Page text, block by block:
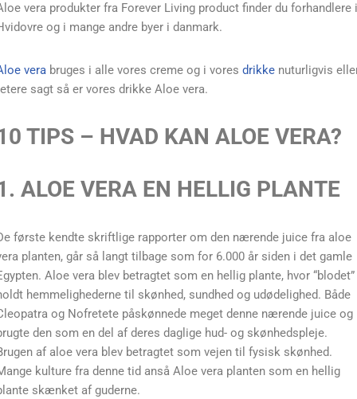
vera produkter fra Forever Living product finder du forhandlere i
og i mange andre byer i danmark.
vera bruges i alle vores creme og i vores drikke nuturligvis
sagt så er vores drikke Aloe vera.
TIPS – HVAD KAN ALOE VERA?
ALOE VERA EN HELLIG PLANTE
første kendte skriftlige rapporter om den nærende juice fra aloe
planten, går så langt tilbage som for 6.000 år siden i det gamle
Aloe vera blev betragtet som en hellig plante, hvor “blodet”
hemmelighederne til skønhed, sundhed og udødelighed. Både
og Nofretete påskønnede meget denne nærende juice og
den som en del af deres daglige hud- og skønhedspleje.
af ​​aloe vera blev betragtet som vejen til fysisk skønhed.
kulture fra denne tid anså Aloe vera planten som en hellig
skænket af guderne.